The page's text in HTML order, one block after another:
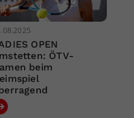
OPEN
ÖTV-
beim